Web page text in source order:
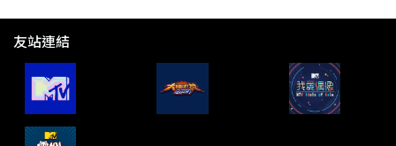
友站連結